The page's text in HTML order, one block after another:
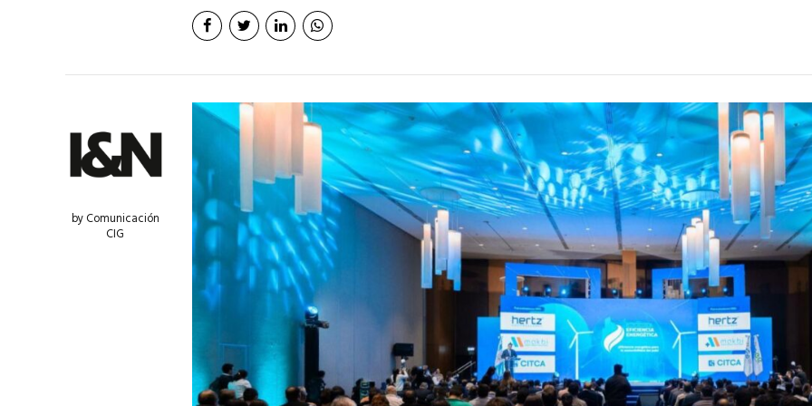
by Comunicación
CIG